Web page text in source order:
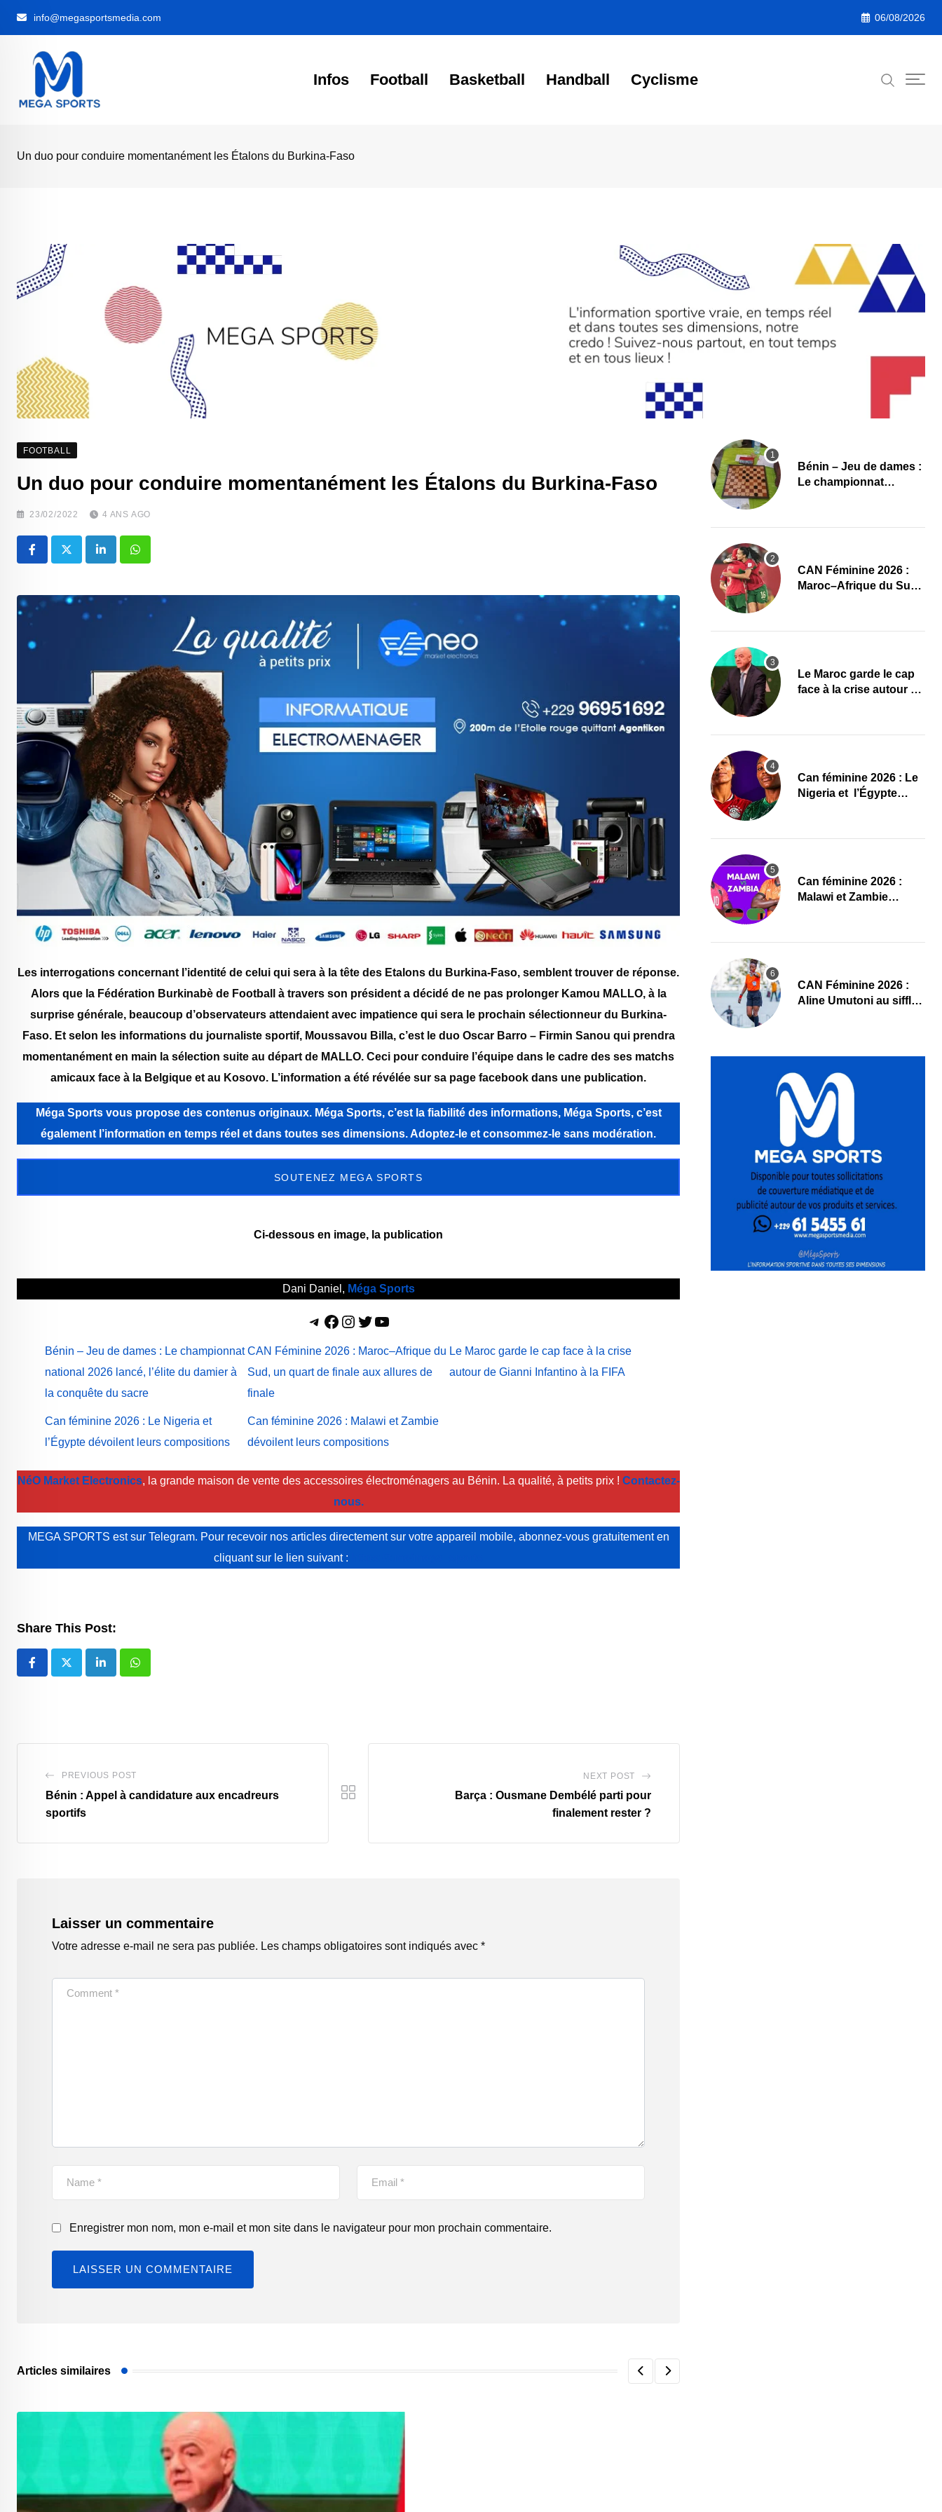
info@megasportsmedia.com 06/08/2026
Infos Football Basketball Handball Cyclisme
Un duo pour conduire momentanément les Étalons du Burkina-Faso
FOOTBALL
Un duo pour conduire momentanément les Étalons du Burkina-Faso
23/02/2022 4 ANS AGO
LinkedIn Whatsapp
Les interrogations concernant l’identité de celui qui sera à la tête des Etalons du Burkina-Faso, semblent trouver de réponse.
Alors que la Fédération Burkinabè de Football à travers son président a décidé de ne pas prolonger Kamou MALLO, à la
surprise générale, beaucoup d’observateurs attendaient avec impatience qui sera le prochain sélectionneur du Burkina-
Faso. Et selon les informations du journaliste sportif, Moussavou Billa, c’est le duo Oscar Barro – Firmin Sanou qui prendra
momentanément en main la sélection suite au départ de MALLO. Ceci pour conduire l’équipe dans le cadre des ses matchs
amicaux face à la Belgique et au Kosovo. L’information a été révélée sur sa page facebook dans une publication.
Méga Sports vous propose des contenus originaux. Méga Sports, c’est la fiabilité des informations, Méga Sports, c’est
également l’information en temps réel et dans toutes ses dimensions. Adoptez-le et consommez-le sans modération.
SOUTENEZ MEGA SPORTS
Ci-dessous en image, la publication
Dani Daniel, Méga Sports
Telegram
Facebook
Instagram
Twitter
YouTube
Bénin – Jeu de dames : Le championnat
national 2026 lancé, l’élite du damier à
la conquête du sacre
CAN Féminine 2026 : Maroc–Afrique du
Sud, un quart de finale aux allures de
finale
Le Maroc garde le cap face à la crise
autour de Gianni Infantino à la FIFA
‎Can féminine 2026 : Le Nigeria et
l’Égypte dévoilent leurs compositions
‎Can féminine 2026 : Malawi et Zambie
dévoilent leurs compositions
NéO Market Electronics, la grande maison de vente des accessoires électroménagers au Bénin. La qualité, à petits prix ! Contactez-
nous.
MEGA SPORTS est sur Telegram. Pour recevoir nos articles directement sur votre appareil mobile, abonnez-vous gratuitement en
cliquant sur le lien suivant :
Share This Post:
LinkedInWhatsapp
PREVIOUS POST
Bénin : Appel à candidature aux encadreurs
sportifs
NEXT POST
Barça : Ousmane Dembélé parti pour
finalement rester ?
Laisser un commentaire
Votre adresse e-mail ne sera pas publiée. Les champs obligatoires sont indiqués avec *
Enregistrer mon nom, mon e-mail et mon site dans le navigateur pour mon prochain commentaire.
Articles similaires
Bénin – Jeu de dames :
Le championnat
conquête du sacre
CAN Féminine 2026 :
Maroc–Afrique du Sud,
Le Maroc garde le cap
face à la crise autour de
‎Can féminine 2026 : Le
Nigeria et l’Égypte
‎Can féminine 2026 :
Malawi et Zambie
‎CAN Féminine 2026 :
Aline Umutoni au sifflet